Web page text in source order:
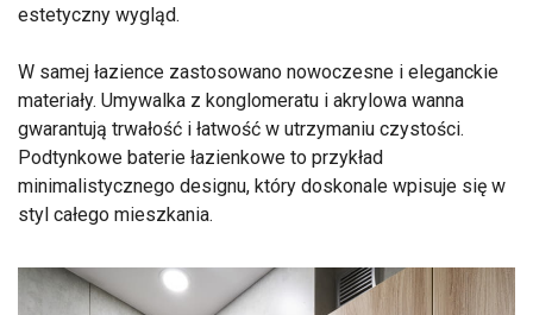
estetyczny wygląd.
W samej łazience zastosowano nowoczesne i eleganckie
materiały. Umywalka z konglomeratu i akrylowa wanna
gwarantują trwałość i łatwość w utrzymaniu czystości.
Podtynkowe baterie łazienkowe to przykład
minimalistycznego designu, który doskonale wpisuje się w
styl całego mieszkania.